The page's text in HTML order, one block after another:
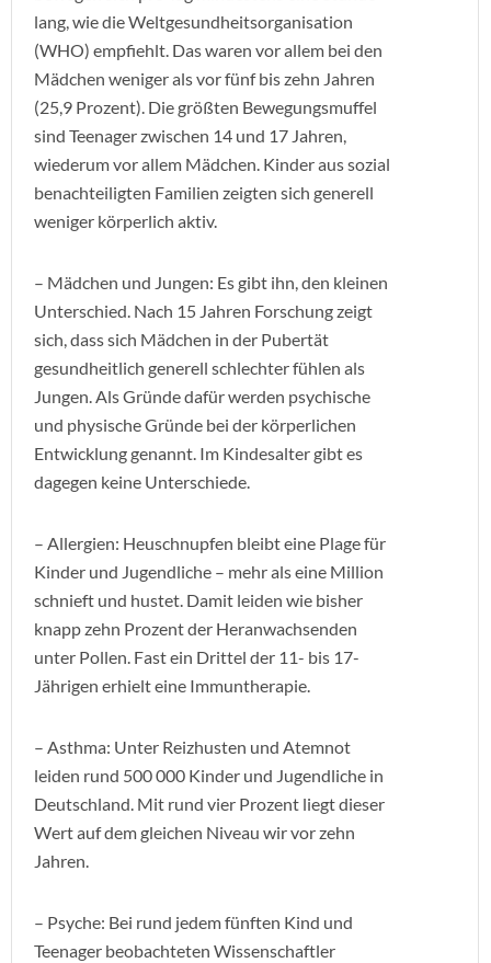
lang, wie die Weltgesundheitsorganisation
(WHO) empfiehlt. Das waren vor allem bei den
Mädchen weniger als vor fünf bis zehn Jahren
(25,9 Prozent). Die größten Bewegungsmuffel
sind Teenager zwischen 14 und 17 Jahren,
wiederum vor allem Mädchen. Kinder aus sozial
benachteiligten Familien zeigten sich generell
weniger körperlich aktiv.
– Mädchen und Jungen: Es gibt ihn, den kleinen
Unterschied. Nach 15 Jahren Forschung zeigt
sich, dass sich Mädchen in der Pubertät
gesundheitlich generell schlechter fühlen als
Jungen. Als Gründe dafür werden psychische
und physische Gründe bei der körperlichen
Entwicklung genannt. Im Kindesalter gibt es
dagegen keine Unterschiede.
– Allergien: Heuschnupfen bleibt eine Plage für
Kinder und Jugendliche – mehr als eine Million
schnieft und hustet. Damit leiden wie bisher
knapp zehn Prozent der Heranwachsenden
unter Pollen. Fast ein Drittel der 11- bis 17-
Jährigen erhielt eine Immuntherapie.
– Asthma: Unter Reizhusten und Atemnot
leiden rund 500 000 Kinder und Jugendliche in
Deutschland. Mit rund vier Prozent liegt dieser
Wert auf dem gleichen Niveau wir vor zehn
Jahren.
– Psyche: Bei rund jedem fünften Kind und
Teenager beobachteten Wissenschaftler